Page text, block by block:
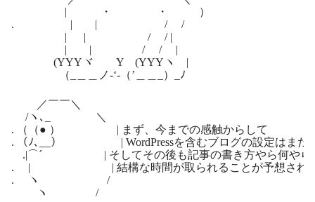
| ・ ・ ）
. | | / /
| | / / |
| | / / |
(YYYヾ Y (YYYヽ |
（_＿＿ノ-‘-（’＿＿_）_ﾉ
／￣￣＼
/ヽ､_ ＼
. （（● ） | まず、今までの感触からして
. （ﾉ､__） | WordPressを含むブログの設定はまだ
.|⌒´ | そしてその後も記事の書き方やら何やらを
. | | 結構な時間が取られることが予想され
. ヽ /
ヽ /